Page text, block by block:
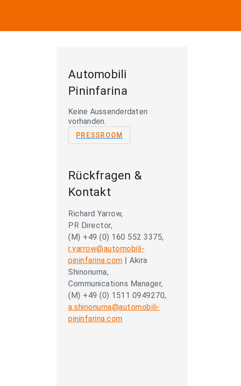
Automobili
Pininfarina
Keine Aussenderdaten
vorhanden.
PRESSROOM
Rückfragen &
Kontakt
Richard Yarrow,
PR Director,
(M) +49 (0) 160 552 3375,
r.yarrow@automobili-
pininfarina.com | Akira
Shinonuma,
Communications Manager,
(M) +49 (0) 1511 0949270,
a.shinonuma@automobili-
pininfarina.com